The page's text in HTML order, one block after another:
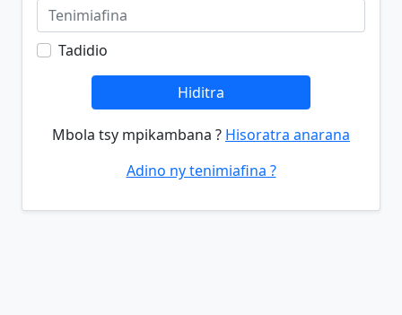
Tadidio
Hiditra
Mbola tsy mpikambana ? Hisoratra anarana
Adino ny tenimiafina ?